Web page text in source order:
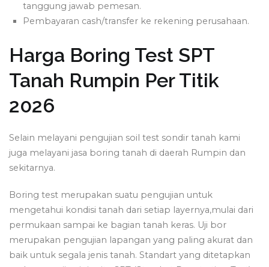
tanggung jawab pemesan.
Pembayaran cash/transfer ke rekening perusahaan.
Harga Boring Test SPT
Tanah Rumpin Per Titik
2026
Selain melayani pengujian soil test sondir tanah kami
juga melayani jasa boring tanah di daerah Rumpin dan
sekitarnya.
Boring test merupakan suatu pengujian untuk
mengetahui kondisi tanah dari setiap layernya,mulai dari
permukaan sampai ke bagian tanah keras. Uji bor
merupakan pengujian lapangan yang paling akurat dan
baik untuk segala jenis tanah. Standart yang ditetapkan